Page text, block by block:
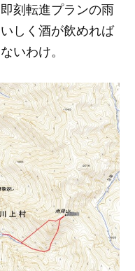
刻転進プランの雨
しく酒が飲めれば
いわけ。